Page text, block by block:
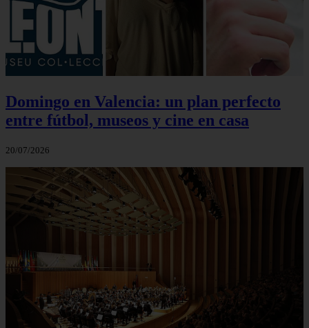
Domingo en Valencia: un plan perfecto
entre fútbol, museos y cine en casa
20/07/2026